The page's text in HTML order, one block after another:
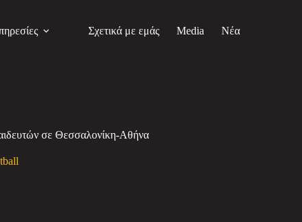
Σχετικά με εμάς Media Νέα
σε Θεσσαλονίκη-Αθήνα